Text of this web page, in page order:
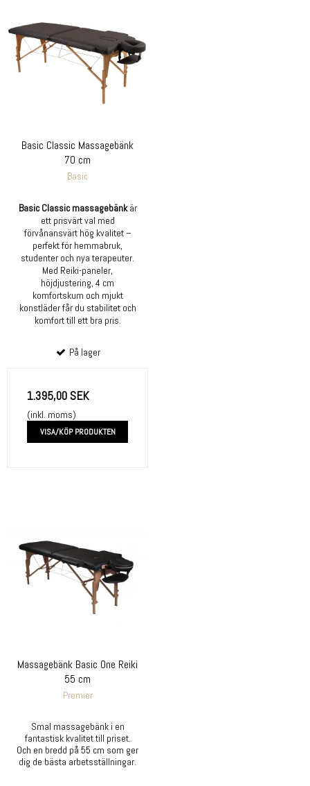
Basic Classic Massagebänk
70 cm
Basic
Basic Classic massagebänkär
ett prisvärt val med
förvånansvärt hög kvalitet –
perfekt för hemmabruk,
studenter och nya terapeuter.
Med Reiki-paneler,
höjdjustering, 4 cm
komfortskum och mjukt
konstläder får du stabilitet och
komfort till ett bra pris.
På lager
1.395,00 SEK
(inkl. moms)
VISA/KÖP PRODUKTEN
Massagebänk Basic One Reiki
55 cm
Premier
Smal massagebänk i en
fantastisk kvalitet till priset.
Och en bredd på 55 cm som ger
dig de bästa arbetsställningar.